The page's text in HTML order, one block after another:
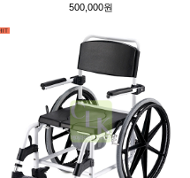
500,000원